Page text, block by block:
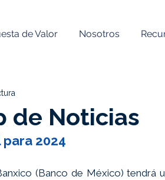
de Valor Nosotros
de Noticias
2024
(Banco de México) tendrá